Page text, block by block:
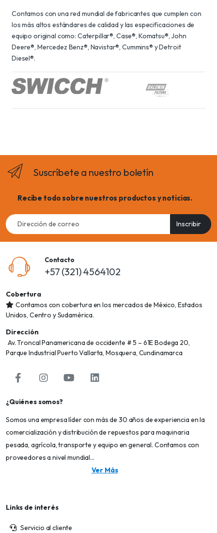
Contamos con una red mundial de fabricantes que cumplen con
los más altos estándares de calidad y las especificaciones de
equipo original como: Caterpillar®, Case®, Komatsu®, John
Deere®, Mercedez Benz®, Navistar®, Cummins® y Detroit
Diesel®.
Suscríbete a nuestro boletín
Recibe todo sobre nuestros productos y noticias.
Email
address
Inscribir
Contacto
+57 (321) 4564102
Cobertura
Contamos con cobertura en los mercados de México, Estados
Unidos, Centro y Sudamérica.
Dirección
Av. Troncal Panamericana de occidente # 5 – 61E Bodega 20,
Parque Industrial Puerto Vallarta, Mosquera, Cundinamarca
¿Quiénes somos?
Somos una empresa líder con más de 30 años de experiencia en la
comercialización y distribución de repuestos para maquinaria
pesada, agrícola, transporte y equipo en general. Contamos con
proveedores a nivel mundial...
Ver Más
Links de interés
Servicio al cliente